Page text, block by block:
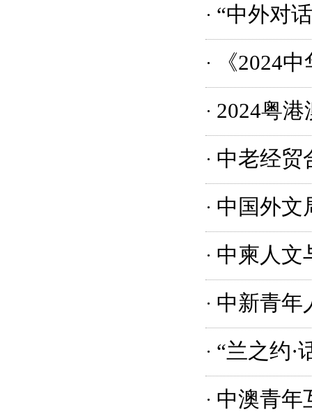
· “中外对
· 《2024
· 2024粤
· 中老经贸
· 中国外文
· 中柬人文
· 中新青年
· “兰之约·
· 中澳青年